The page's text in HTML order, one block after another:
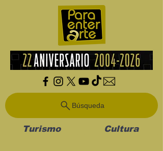
Búsqueda
Turismo Cultura